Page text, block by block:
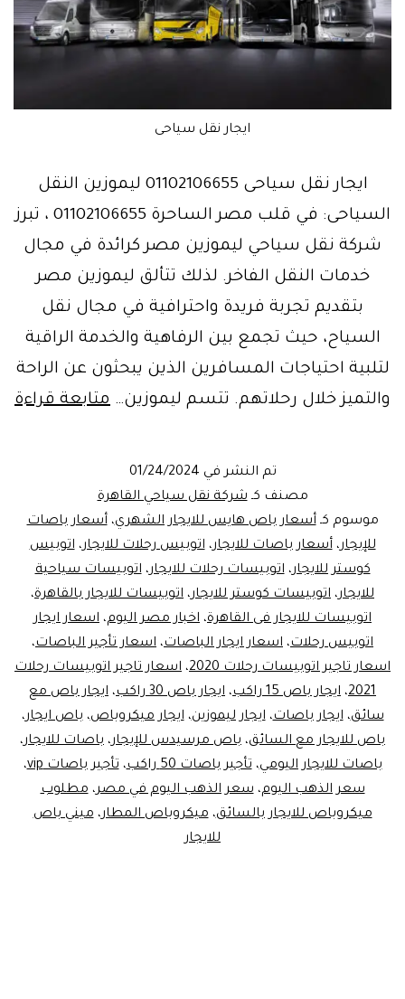
ايجار نقل سياحى
ايجار نقل سياحى 01102106655 ليموزين النقل
السياحى: في قلب مصر الساحرة 01102106655 ، تبرز
شركة نقل سياحي ليموزين مصر كرائدة في مجال
خدمات النقل الفاخر. لذلك تتألق ليموزين مصر
بتقديم تجربة فريدة واحترافية في مجال نقل
السياح، حيث تجمع بين الرفاهية والخدمة الراقية
لتلبية احتياجات المسافرين الذين يبحثون عن الراحة
والتميز خلال رحلاتهم. تتسم ليموزين… متابعة قراءة
تم النشر في 01/24/2024
مصنف كـشركة نقل سياحي القاهرة
موسوم كـأسعار باص هايس للايجار الشهري،أسعار باصات
للإيجار،أسعار باصات للايجار،اتوبيس رحلات للايجار،اتوبيس
كوستر للايجار،اتوبيسات رحلات للايجار،اتوبيسات سياحية
للايجار، اتوبيسات كوستر للايجار، اتوبيسات للايجار بالقاهرة،
اتوبيسات للايجار فى القاهرة، اخبار مصر اليوم، اسعار ايجار
اتوبيس رحلات، اسعار ايجار الباصات، اسعار تأجير الباصات،
اسعار تاجير اتوبيسات رحلات 2020
، اسعار تاجير اتوبيسات رحلات
2021، ايجار باص 15 راكب ، ايجار باص 30 راكب ، ايجار باص مع
سائق،ايجار باصات،ايجار ليموزين،ايجار ميكروباص،باص ايجار،
باص للايجار مع السائق، باص مرسيدس للإيجار، باصات للايجار،
باصات للايجار اليومي،تأجير باصات 50 راكب ،تأجير باصات vip
،
سعر الذهب اليوم،سعر الذهب اليوم في مصر،مطلوب
ميكروباص للايجار بالسائق،ميكروباص المطار،ميني باص
للايجار